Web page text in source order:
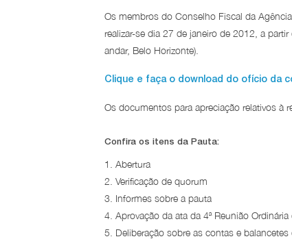
Os membros do Conselho Fiscal da
realizar-se dia 27 de janeiro de 2012, a
andar, Belo Horizonte).
Clique e faça o download do ofício da
Os documentos para apreciação relativos à
Confira os itens da Pauta:
1. Abertura
2. Verificação de quorum
3. Informes sobre a pauta
4. Aprovação da ata da 4ª Reunião
5. Deliberação sobre as contas e